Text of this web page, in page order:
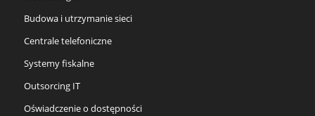
Budowa i utrzymanie sieci
Centrale telefoniczne
Systemy fiskalne
Outsorcing IT
Oświadczenie o dostępności